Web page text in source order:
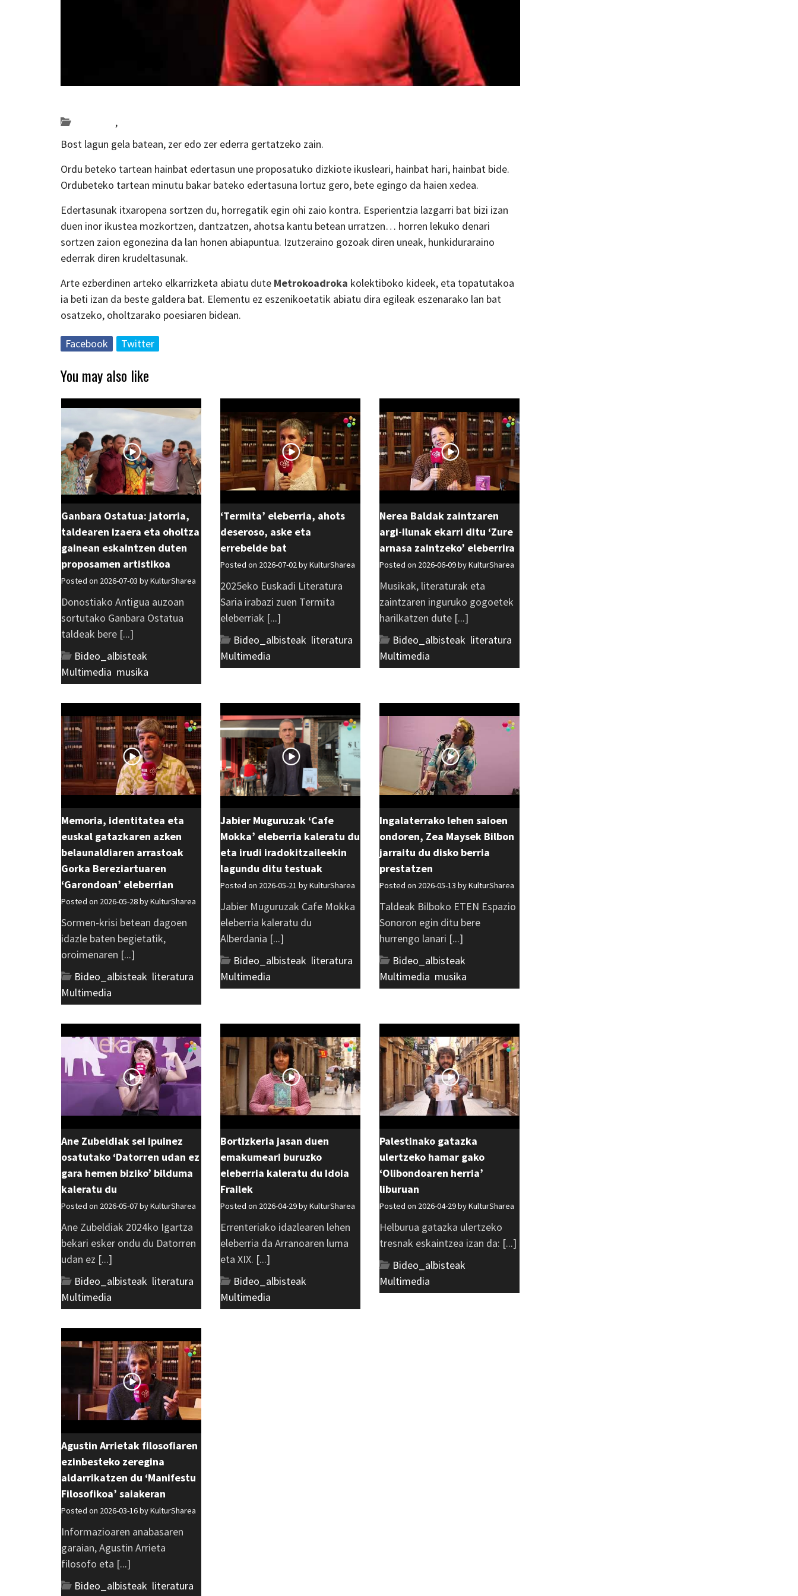
,
Bost lagun gela batean, zer edo zer ederra gertatzeko zain.
Ordu beteko tartean hainbat edertasun une proposatuko dizkiote ikusleari, hainbat hari, hainbat bide.
Ordubeteko tartean minutu bakar bateko edertasuna lortuz gero, bete egingo da haien xedea.
Edertasunak itxaropena sortzen du, horregatik egin ohi zaio kontra. Esperientzia lazgarri bat bizi izan
duen inor ikustea mozkortzen, dantzatzen, ahotsa kantu betean urratzen… horren lekuko denari
sortzen zaion egonezina da lan honen abiapuntua. Izutzeraino gozoak diren uneak, hunkiduraraino
ederrak diren krudeltasunak.
Arte ezberdinen arteko elkarrizketa abiatu dute Metrokoadroka kolektiboko kideek, eta topatutakoa
ia beti izan da beste galdera bat. Elementu ez eszenikoetatik abiatu dira egileak eszenarako lan bat
osatzeko, oholtzarako poesiaren bidean.
Facebook Twitter
You may also like
Ganbara Ostatua: jatorria,
taldearen izaera eta oholtza
gainean eskaintzen duten
proposamen artistikoa
Posted on 2026-07-03 byKulturSharea
Donostiako Antigua auzoan
sortutako Ganbara Ostatua
taldeak bere [...]
Bideo_albisteak
Multimedia musika
‘Termita’ eleberria, ahots
deseroso, aske eta
errebelde bat
Posted on 2026-07-02 byKulturSharea
2025eko Euskadi Literatura
Saria irabazi zuen Termita
eleberriak [...]
Bideo_albisteak literatura
Multimedia
Nerea Baldak zaintzaren
argi-ilunak ekarri ditu ‘Zure
arnasa zaintzeko’ eleberrira
Posted on 2026-06-09 byKulturSharea
Musikak, literaturak eta
zaintzaren inguruko gogoetek
harilkatzen dute [...]
Bideo_albisteak literatura
Multimedia
Memoria, identitatea eta
euskal gatazkaren azken
belaunaldiaren arrastoak
Gorka Bereziartuaren
‘Garondoan’ eleberrian
Posted on 2026-05-28 byKulturSharea
Sormen-krisi betean dagoen
idazle baten begietatik,
oroimenaren [...]
Bideo_albisteak literatura
Multimedia
Jabier Muguruzak ‘Cafe
Mokka’ eleberria kaleratu du
eta irudi iradokitzaileekin
lagundu ditu testuak
Posted on 2026-05-21 byKulturSharea
Jabier Muguruzak Cafe Mokka
eleberria kaleratu du
Alberdania [...]
Bideo_albisteak literatura
Multimedia
Ingalaterrako lehen saioen
ondoren, Zea Maysek Bilbon
jarraitu du disko berria
prestatzen
Posted on 2026-05-13 byKulturSharea
Taldeak Bilboko ETEN Espazio
Sonoron egin ditu bere
hurrengo lanari [...]
Bideo_albisteak
Multimedia musika
Ane Zubeldiak sei ipuinez
osatutako ‘Datorren udan ez
gara hemen biziko’ bilduma
kaleratu du
Posted on 2026-05-07 byKulturSharea
Ane Zubeldiak 2024ko Igartza
bekari esker ondu du Datorren
udan ez [...]
Bideo_albisteak literatura
Multimedia
Bortizkeria jasan duen
emakumeari buruzko
eleberria kaleratu du Idoia
Frailek
Posted on 2026-04-29 byKulturSharea
Errenteriako idazlearen lehen
eleberria da Arranoaren luma
eta XIX. [...]
Bideo_albisteak
Multimedia
Palestinako gatazka
ulertzeko hamar gako
‘Olibondoaren herria’
liburuan
Posted on 2026-04-29 byKulturSharea
Helburua gatazka ulertzeko
tresnak eskaintzea izan da: [...]
Bideo_albisteak
Multimedia
Agustin Arrietak filosofiaren
ezinbesteko zeregina
aldarrikatzen du ‘Manifestu
Filosofikoa’ saiakeran
Posted on 2026-03-16 byKulturSharea
Informazioaren anabasaren
garaian, Agustin Arrieta
filosofo eta [...]
Bideo_albisteak literatura